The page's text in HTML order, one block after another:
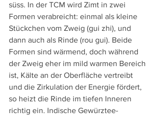
süss. In der TCM wird Zimt in zwei
Formen verabreicht: einmal als kleine
Stückchen vom Zweig (gui zhi), und
dann auch als Rinde (rou gui). Beide
Formen sind wärmend, doch während
der Zweig eher im mild warmen Bereich
ist, Kälte an der Oberfläche vertreibt
und die Zirkulation der Energie fördert,
so heizt die Rinde im tiefen Inneren
richtig ein. Indische Gewürztee-